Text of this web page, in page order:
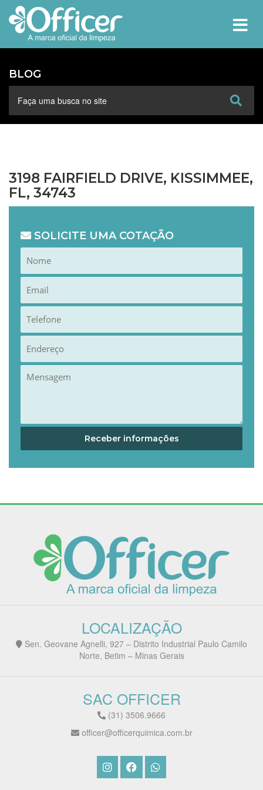
BLOG
3198 FAIRFIELD DRIVE, KISSIMMEE,
FL, 34743
SOLICITE UMA COTAÇÃO
LOCALIZAÇÃO
Sen. Geovane Agnelli, 927 – Distrito Industrial Paulo Camilo
Norte, Betim – Minas Gerais
SAC OFFICER
(31) 3506.9666
officer@officerquimica.com.br